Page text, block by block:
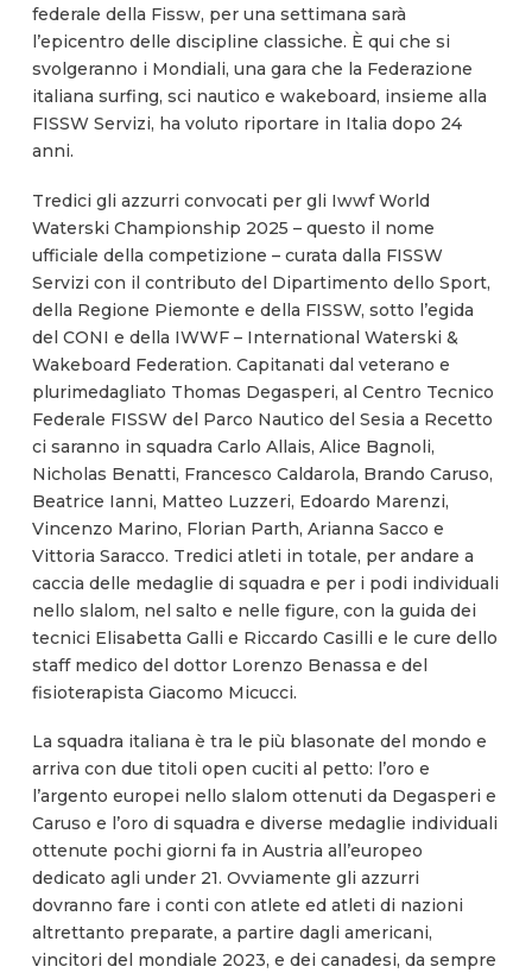
federale della Fissw, per una settimana sarà
l’epicentro delle discipline classiche. È qui che si
svolgeranno i Mondiali, una gara che la Federazione
italiana surfing, sci nautico e wakeboard, insieme alla
FISSW Servizi, ha voluto riportare in Italia dopo 24
anni.
Tredici gli azzurri convocati per gli Iwwf World
Waterski Championship 2025 – questo il nome
ufficiale della competizione – curata dalla FISSW
Servizi con il contributo del Dipartimento dello Sport,
della Regione Piemonte e della FISSW, sotto l’egida
del CONI e della IWWF – International Waterski &
Wakeboard Federation. Capitanati dal veterano e
plurimedagliato Thomas Degasperi, al Centro Tecnico
Federale FISSW del Parco Nautico del Sesia a Recetto
ci saranno in squadra Carlo Allais, Alice Bagnoli,
Nicholas Benatti, Francesco Caldarola, Brando Caruso,
Beatrice Ianni, Matteo Luzzeri, Edoardo Marenzi,
Vincenzo Marino, Florian Parth, Arianna Sacco e
Vittoria Saracco. Tredici atleti in totale, per andare a
caccia delle medaglie di squadra e per i podi individuali
nello slalom, nel salto e nelle figure, con la guida dei
tecnici Elisabetta Galli e Riccardo Casilli e le cure dello
staff medico del dottor Lorenzo Benassa e del
fisioterapista Giacomo Micucci.
La squadra italiana è tra le più blasonate del mondo e
arriva con due titoli open cuciti al petto: l’oro e
l’argento europei nello slalom ottenuti da Degasperi e
Caruso e l’oro di squadra e diverse medaglie individuali
ottenute pochi giorni fa in Austria all’europeo
dedicato agli under 21. Ovviamente gli azzurri
dovranno fare i conti con atlete ed atleti di nazioni
altrettanto preparate, a partire dagli americani,
vincitori del mondiale 2023, e dei canadesi, da sempre